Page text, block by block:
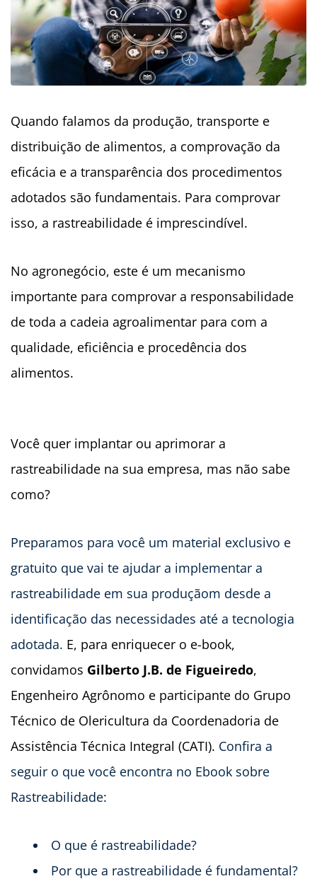
Quando falamos da produção, transporte e
distribuição de alimentos, a comprovação da
eficácia e a transparência dos procedimentos
adotados são fundamentais. Para comprovar
isso, a rastreabilidade é imprescindível.
No agronegócio, este é um mecanismo
importante para comprovar a responsabilidade
de toda a cadeia agroalimentar para com a
qualidade, eficiência e procedência dos
alimentos.
Você quer implantar ou aprimorar a
rastreabilidade na sua empresa, mas não sabe
como?
Preparamos para você um material exclusivo e
gratuito que vai te ajudar a implementar a
rastreabilidade em sua produçãom desde a
identificação das necessidades até a tecnologia
adotada. E, para enriquecer o e-book,
convidamos Gilberto J.B. de Figueiredo,
Engenheiro Agrônomo e participante do Grupo
Técnico de Olericultura da Coordenadoria de
Assistência Técnica Integral (CATI). Confira a
seguir o que você encontra no Ebook sobre
Rastreabilidade:
O que é rastreabilidade?
Por que a rastreabilidade é fundamental?